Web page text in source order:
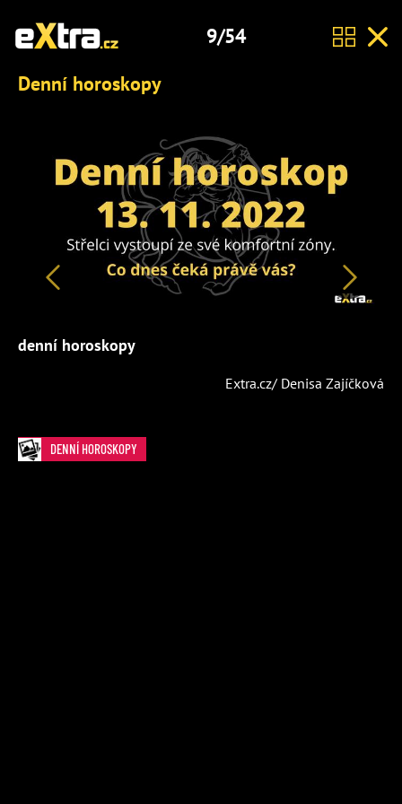
9/54
Denní horoskopy
Předchozí Další
denní horoskopy
Extra.cz/ Denisa Zajíčková
DENNÍ HOROSKOPY